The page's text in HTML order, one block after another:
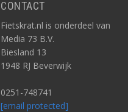
CONTACT
Fietskrat.nl is onderdeel van
Media 73 B.V.
Biesland 13
1948 RJ Beverwijk
0251-748741
[email protected]